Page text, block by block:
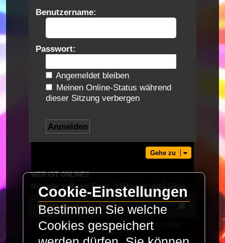
Benutzername:
Passwort:
Angemeldet bleiben
Meinen Online-Status während
dieser Sitzung verbergen
Gehe zu
WER IST ONLINE?
Mitglieder in diesem Forum: 0 Mitglieder und 2 Gäste
LaserFreak.net Forum
Powered byphpBB® Forum Software © phpBB
Limited
Cookie-Einstellungen
Bestimmen Sie welche
Cookies gespeichert